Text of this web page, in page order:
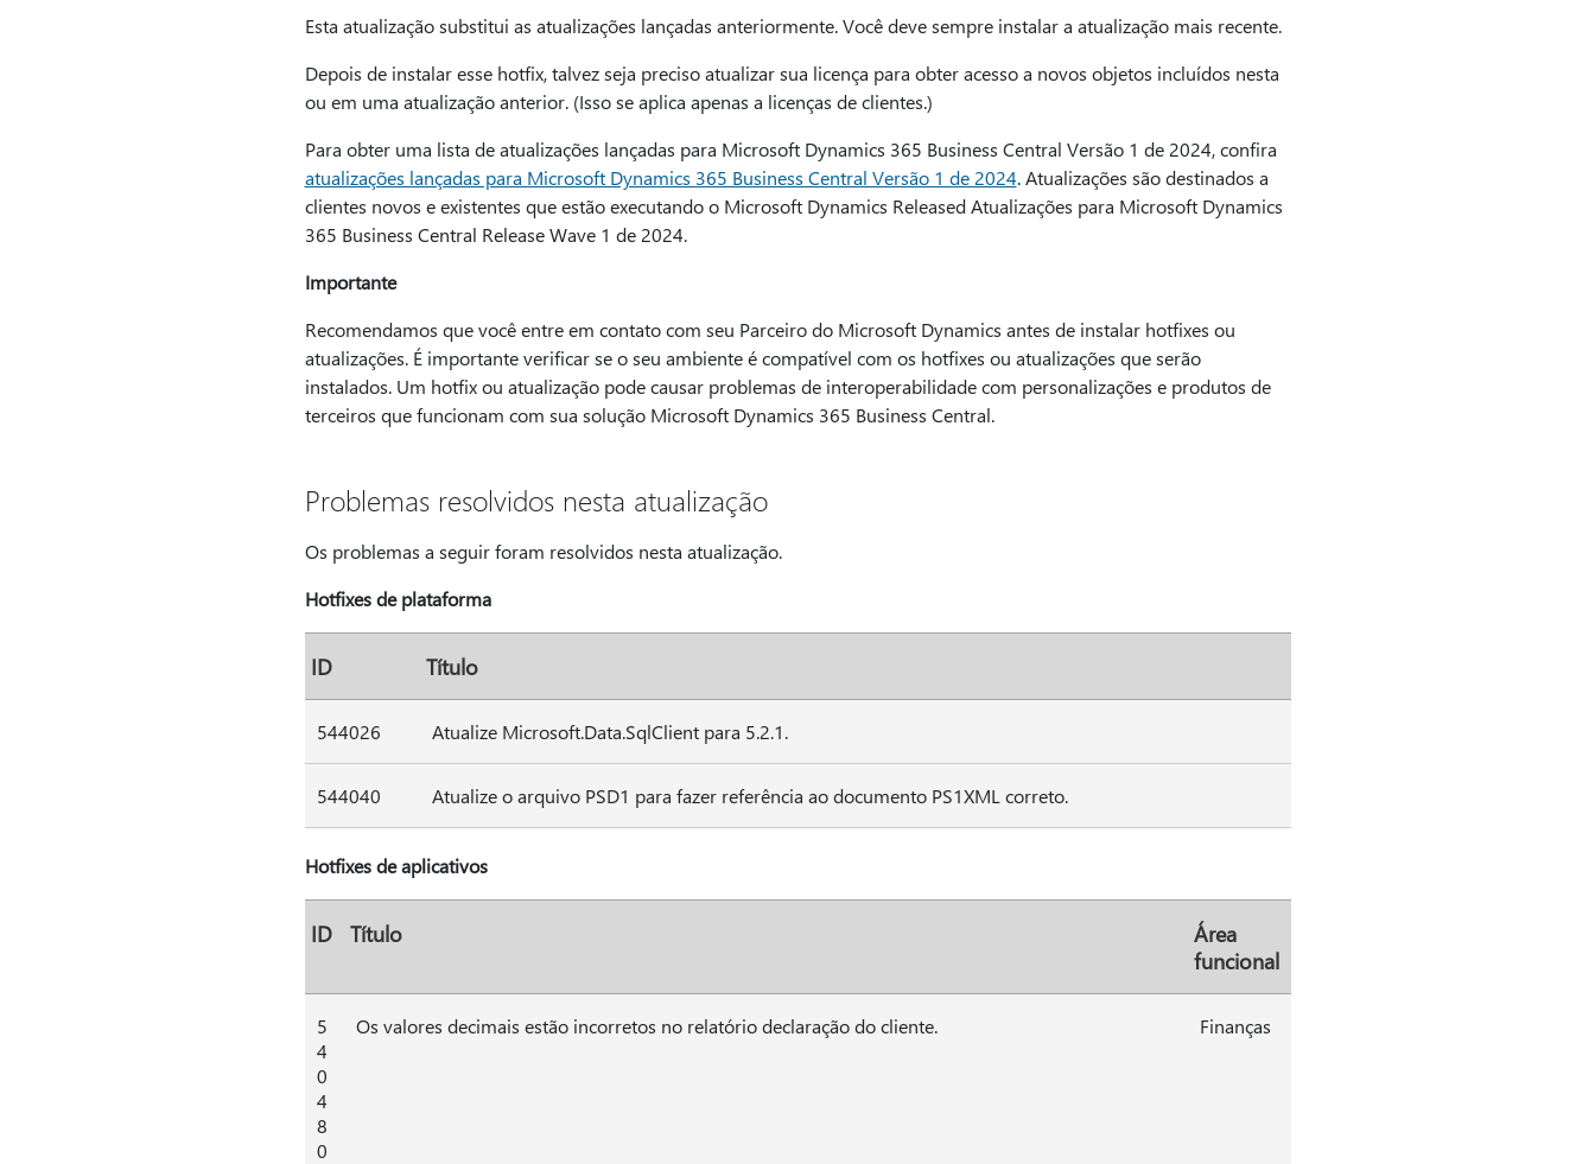
Esta atualização substitui as atualizações lançadas anteriormente. Você deve sempre instalar a atualização mais recente.
Depois de instalar esse hotfix, talvez seja preciso atualizar sua licença para obter acesso a novos objetos incluídos nesta
ou em uma atualização anterior. (Isso se aplica apenas a licenças de clientes.)
Para obter uma lista de atualizações lançadas para Microsoft Dynamics 365 Business Central Versão 1 de 2024, confira
atualizações lançadas para Microsoft Dynamics 365 Business Central Versão 1 de 2024. Atualizações são destinados a
clientes novos e existentes que estão executando o Microsoft Dynamics Released Atualizações para Microsoft Dynamics
365 Business Central Release Wave 1 de 2024.
Importante
Recomendamos que você entre em contato com seu Parceiro do Microsoft Dynamics antes de instalar hotfixes ou
atualizações. É importante verificar se o seu ambiente é compatível com os hotfixes ou atualizações que serão
instalados. Um hotfix ou atualização pode causar problemas de interoperabilidade com personalizações e produtos de
terceiros que funcionam com sua solução Microsoft Dynamics 365 Business Central.
Problemas resolvidos nesta atualização
Os problemas a seguir foram resolvidos nesta atualização.
Hotfixes de plataforma
ID Título
544026 Atualize Microsoft.Data.SqlClient para 5.2.1.
544040 Atualize o arquivo PSD1 para fazer referência ao documento PS1XML correto.
Hotfixes de aplicativos
ID Título
Área
funcional
5
4
0
4
8
0
Os valores decimais estão incorretos no relatório declaração do cliente. Finanças